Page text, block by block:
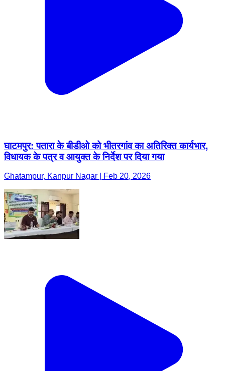
घाटमपुर: पतारा के बीडीओ को भीतरगांव का अतिरिक्त कार्यभार,
विधायक के पत्र व आयुक्त के निर्देश पर दिया गया
Ghatampur, Kanpur Nagar | Feb 20, 2026